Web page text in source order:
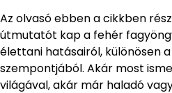
Az olvasó ebben a cikkben
útmutatót kap a fehér
élettani hatásairól, különösen
szempontjából. Akár most
világával, akár már haladó